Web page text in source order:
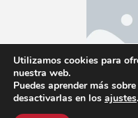
© Copyright 2021. All
Utilizamos cookies para
nuestra web.
Puedes aprender más
desactivarlas en los ajustes.